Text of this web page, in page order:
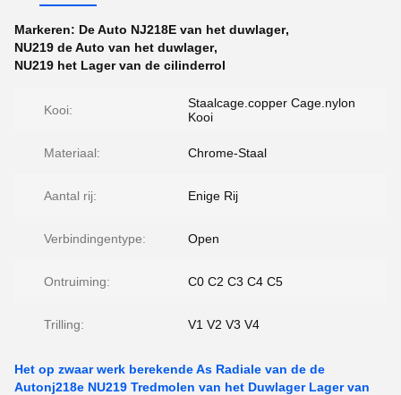
Markeren: De Auto NJ218E van het duwlager,
NU219 de Auto van het duwlager,
NU219 het Lager van de cilinderrol
Kooi:
Staalcage.copper Cage.nylon
Kooi
Materiaal: Chrome-Staal
Aantal rij: Enige Rij
Verbindingentype: Open
Ontruiming: C0 C2 C3 C4 C5
Trilling: V1 V2 V3 V4
Het op zwaar werk berekende As Radiale van de de
Autonj218e NU219 Tredmolen van het Duwlager Lager van